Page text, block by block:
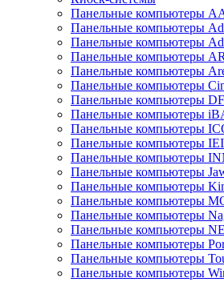
Панельные компьютеры
Панельные компьютеры
Панельные компьютеры
Панельные компьютеры
Панельные компьютеры
Панельные компьютеры
Панельные компьютеры
Панельные компьютеры
Панельные компьютеры
Панельные компьютеры IEI
Панельные компьютеры
Панельные компьютеры
Панельные компьютеры
Панельные компьютеры
Панельные компьютеры
Панельные компьютеры
Панельные компьютеры
Панельные компьютеры
Панельные компьютеры